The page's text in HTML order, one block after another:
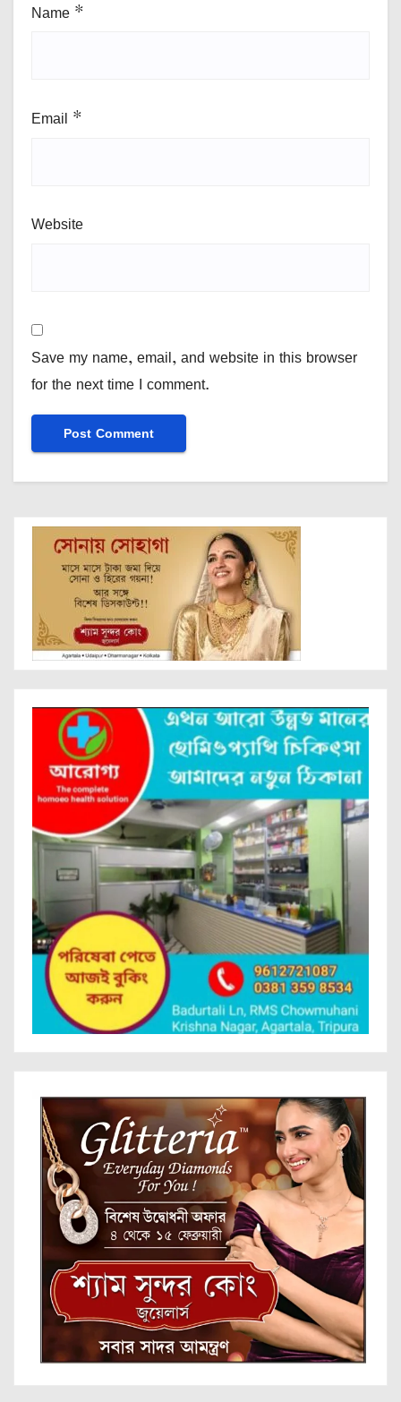
Name *
Email *
Website
Save my name, email, and website in this browser
for the next time I comment.